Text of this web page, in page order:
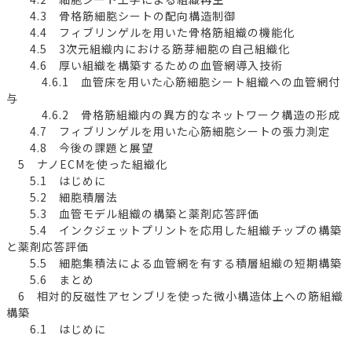
4.3 骨格筋細胞シートの配向構造制御
4.4 フィブリンゲルを用いた骨格筋組織の機能化
4.5 3次元組織内における筋芽細胞の自己組織化
4.6 厚い組織を構築するための血管網導入技術
4.6.1 血管床を用いた心筋細胞シート組織への血管網付
与
4.6.2 骨格筋組織内の異方的なネットワーク構造の形成
4.7 フィブリンゲルを用いた心筋細胞シートの張力測定
4.8 今後の課題と展望
5 ナノECMを使った組織化
5.1 はじめに
5.2 細胞積層法
5.3 血管モデル組織の構築と薬剤応答評価
5.4 インクジェットプリントを応用した組織チップの構築
と薬剤応答評価
5.5 細胞集積法による血管網を有する積層組織の短期構築
5.6 まとめ
6 相対的反磁性アセンブリを使った微小構造体上への筋組織
構築
6.1 はじめに